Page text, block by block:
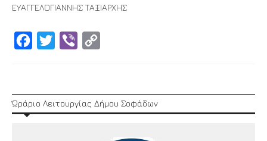
ΕΥΑΓΓΕΛΟΓΙΑΝΝΗΣ ΤΑΞΙΑΡΧΗΣ
Facebook
Twitter Viber
Ώράριο Λειτουργίας Δήμου Σοφάδων